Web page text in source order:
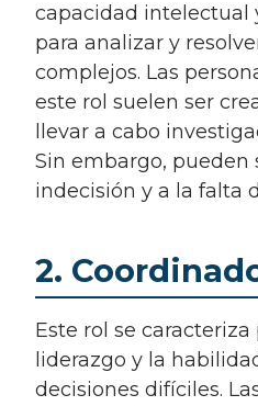
capacidad intelectual
para analizar y
complejos. Las
este rol suelen ser
llevar a cabo
Sin embargo, pueden
indecisión y a la falta
2.
Este rol se caracteriza por la capacidad de
liderazgo y la
decisiones difíciles.